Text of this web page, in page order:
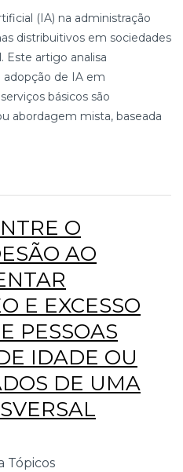
(IA) na administração
distribuitivos em sociedades
Este artigo analisa
de IA em
básicos são
abordagem mista, baseada
O
AO
E EXCESSO
PESSOAS
IDADE OU
DE UMA
Tópicos